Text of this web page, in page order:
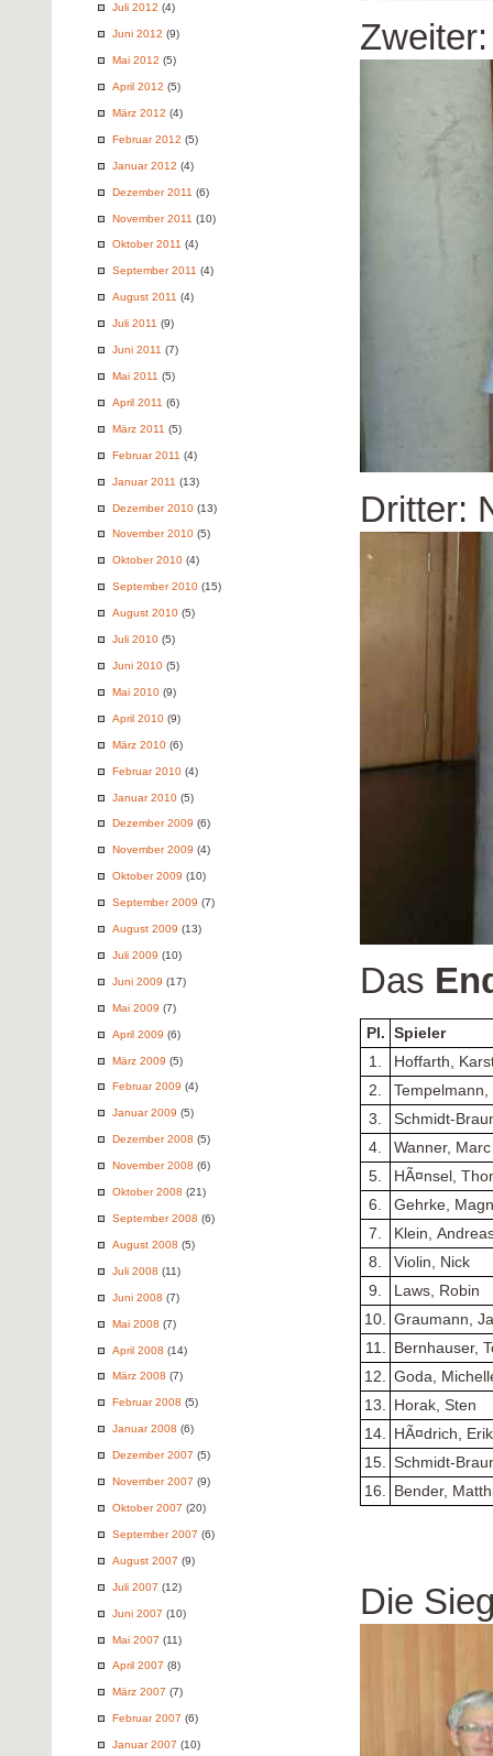
Juli 2012 (4)
Juni 2012 (9)
Mai 2012 (5)
April 2012 (5)
März 2012 (4)
Februar 2012 (5)
Januar 2012 (4)
Dezember 2011 (6)
November 2011 (10)
Oktober 2011 (4)
September 2011 (4)
August 2011 (4)
Juli 2011 (9)
Juni 2011 (7)
Mai 2011 (5)
April 2011 (6)
März 2011 (5)
Februar 2011 (4)
Januar 2011 (13)
Dezember 2010 (13)
November 2010 (5)
Oktober 2010 (4)
September 2010 (15)
August 2010 (5)
Juli 2010 (5)
Juni 2010 (5)
Mai 2010 (9)
April 2010 (9)
März 2010 (6)
Februar 2010 (4)
Januar 2010 (5)
Dezember 2009 (6)
November 2009 (4)
Oktober 2009 (10)
September 2009 (7)
August 2009 (13)
Juli 2009 (10)
Juni 2009 (17)
Mai 2009 (7)
April 2009 (6)
März 2009 (5)
Februar 2009 (4)
Januar 2009 (5)
Dezember 2008 (5)
November 2008 (6)
Oktober 2008 (21)
September 2008 (6)
August 2008 (5)
Juli 2008 (11)
Juni 2008 (7)
Mai 2008 (7)
April 2008 (14)
März 2008 (7)
Februar 2008 (5)
Januar 2008 (6)
Dezember 2007 (5)
November 2007 (9)
Oktober 2007 (20)
September 2007 (6)
August 2007 (9)
Juli 2007 (12)
Juni 2007 (10)
Mai 2007 (11)
April 2007 (8)
März 2007 (7)
Februar 2007 (6)
Januar 2007 (10)
Dritter:
Das
Pl. Spieler
1.
Hoffarth,
2.
Tempelmann,
3.
Schmidt-
4.
Wanner, Marc
5.
HÃ¤nsel,
6.
Gehrke,
7.
Klein,
8.
Violin, Nick
9.
Laws, Robin
10.
Graumann,
11.
Bernhauser,
12.
Goda,
13.
Horak, Sten
14.
HÃ¤drich, Erik
15.
Schmidt-
16.
Bender,
Die